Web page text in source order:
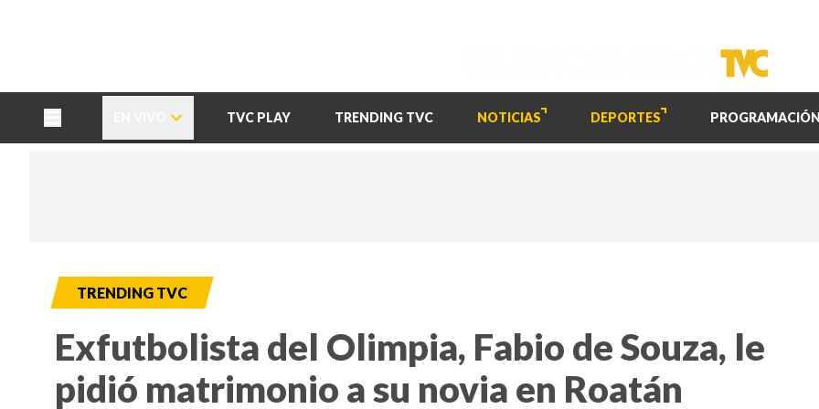
TVC PLAY TRENDING TVC NOTICIAS DEPORTES PROGRAMACIÓN
TRENDING TVC
Exfutbolista del Olimpia, Fabio de Souza, le
pidió matrimonio a su novia en Roatán